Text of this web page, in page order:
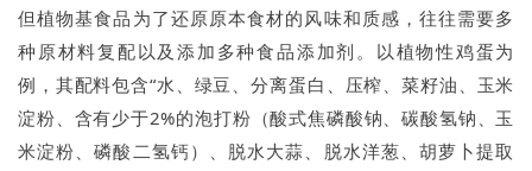
但植物基食品为了还原原本食材的风味和质感，往往需要多
种原材料复配以及添加多种食品添加剂。以植物性鸡蛋为
例，其配料包含“水、绿豆、分离蛋白、压榨、菜籽油、玉米
淀粉、含有少于2%的泡打粉（酸式焦磷酸钠、碳酸氢钠、玉
米淀粉、磷酸二氢钙）、脱水大蒜、脱水洋葱、胡萝卜提取